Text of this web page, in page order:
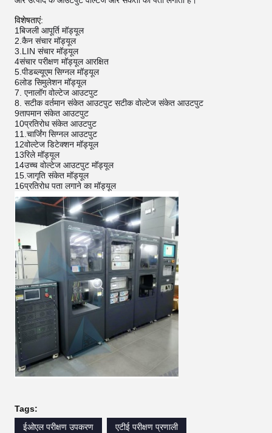
विशेषताएं:
1बिजली आपूर्ति मॉड्यूल
2.कैन संचार मॉड्यूल
3.LIN संचार मॉड्यूल
4संचार परीक्षण मॉड्यूल आरक्षित
5.पीडब्ल्यूएम सिग्नल मॉड्यूल
6लोड सिमुलेशन मॉड्यूल
7. एनालॉग वोल्टेज आउटपुट
8. सटीक वर्तमान संकेत आउटपुट सटीक वोल्टेज संकेत आउटपुट
9तापमान संकेत आउटपुट
10प्रतिरोध संकेत आउटपुट
11.चार्जिंग सिग्नल आउटपुट
12वोल्टेज डिटेक्शन मॉड्यूल
13रिले मॉड्यूल
14उच्च वोल्टेज आउटपुट मॉड्यूल
15.जागृति संकेत मॉड्यूल
16प्रतिरोध पता लगाने का मॉड्यूल
Tags:
ईओएल परीक्षण उपकरण
एटीई परीक्षण प्रणाली